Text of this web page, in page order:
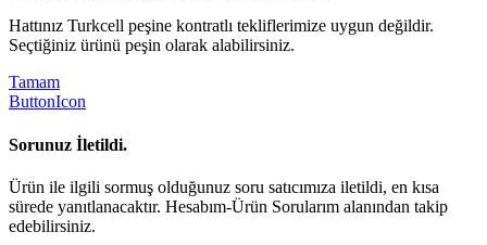
Hattınız Turkcell peşine kontratlı tekliflerimize uygun değildir.
Seçtiğiniz ürünü peşin olarak alabilirsiniz.
Tamam
ButtonIcon
Sorunuz İletildi.
Ürün ile ilgili sormuş olduğunuz soru satıcımıza iletildi, en kısa
sürede yanıtlanacaktır. Hesabım-Ürün Sorularım alanından takip
edebilirsiniz.